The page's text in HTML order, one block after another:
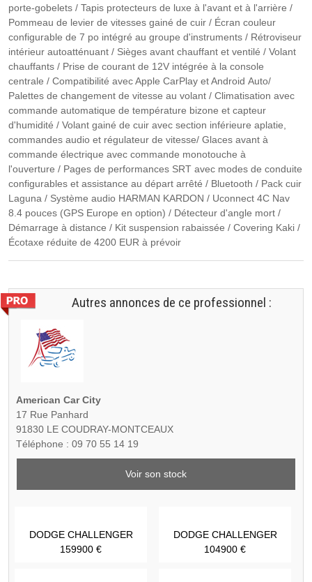
porte-gobelets / Tapis protecteurs de luxe à l'avant et à l'arrière /
Pommeau de levier de vitesses gainé de cuir / Écran couleur
configurable de 7 po intégré au groupe d'instruments / Rétroviseur
intérieur autoatténuant / Sièges avant chauffant et ventilé / Volant
chauffants / Prise de courant de 12V intégrée à la console
centrale / Compatibilité avec Apple CarPlay et Android Auto/
Palettes de changement de vitesse au volant / Climatisation avec
commande automatique de température bizone et capteur
d'humidité / Volant gainé de cuir avec section inférieure aplatie,
commandes audio et régulateur de vitesse/ Glaces avant à
commande électrique avec commande monotouche à
l'ouverture / Pages de performances SRT avec modes de conduite
configurables et assistance au départ arrêté / Bluetooth / Pack cuir
Laguna / Système audio HARMAN KARDON / Uconnect 4C Nav
8.4 pouces (GPS Europe en option) / Détecteur d'angle mort /
Démarrage à distance / Kit suspension rabaissée / Covering Kaki /
Écotaxe réduite de 4200 EUR à prévoir
Autres annonces de ce professionnel :
American Car City
17 Rue Panhard
91830 LE COUDRAY-MONTCEAUX
Téléphone : 09 70 55 14 19
Voir son stock
DODGE CHALLENGER
159900 €
DODGE CHALLENGER
104900 €